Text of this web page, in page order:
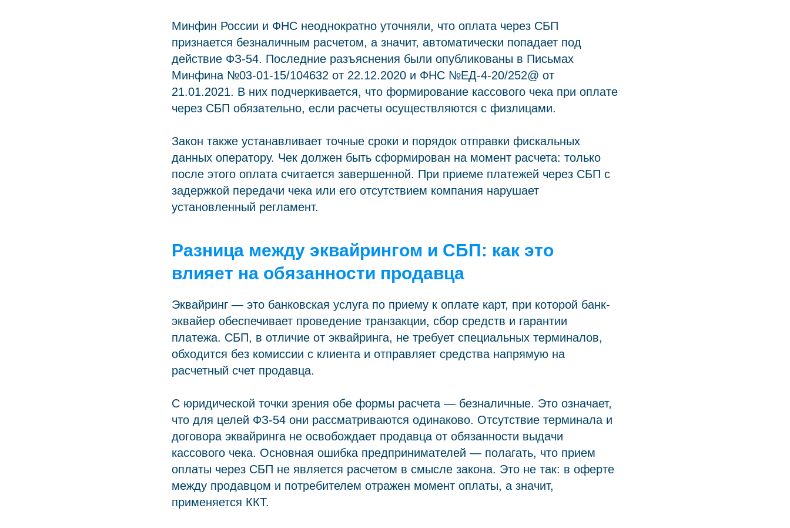
Минфин России и ФНС неоднократно уточняли, что оплата через СБП
признается безналичным расчетом, а значит, автоматически попадает под
действие ФЗ-54. Последние разъяснения были опубликованы в Письмах
Минфина №03-01-15/104632 от 22.12.2020 и ФНС №ЕД-4-20/252@ от
21.01.2021. В них подчеркивается, что формирование кассового чека при оплате
через СБП обязательно, если расчеты осуществляются с физлицами.
Закон также устанавливает точные сроки и порядок отправки фискальных
данных оператору. Чек должен быть сформирован на момент расчета: только
после этого оплата считается завершенной. При приеме платежей через СБП с
задержкой передачи чека или его отсутствием компания нарушает
установленный регламент.
Разница между эквайрингом и СБП: как это
влияет на обязанности продавца
Эквайринг — это банковская услуга по приему к оплате карт, при которой банк-
эквайер обеспечивает проведение транзакции, сбор средств и гарантии
платежа. СБП, в отличие от эквайринга, не требует специальных терминалов,
обходится без комиссии с клиента и отправляет средства напрямую на
расчетный счет продавца.
С юридической точки зрения обе формы расчета — безналичные. Это означает,
что для целей ФЗ-54 они рассматриваются одинаково. Отсутствие терминала и
договора эквайринга не освобождает продавца от обязанности выдачи
кассового чека. Основная ошибка предпринимателей — полагать, что прием
оплаты через СБП не является расчетом в смысле закона. Это не так: в оферте
между продавцом и потребителем отражен момент оплаты, а значит,
применяется ККТ.